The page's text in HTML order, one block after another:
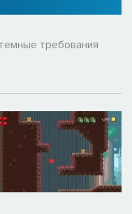
требования